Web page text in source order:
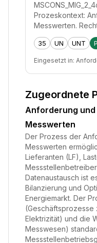
Prozeskontext:
Messwerten.
35 UN UNT
Eingesetzt in:
Zugeordnete
Anforderung
Messwerten
Der Prozess der
Messwerten
Lieferanten (LF),
Datenaustausch ist
Bilanzierung und
Energiemarkt. Der
(Geschäftsprozesse
Elektrizität) und die
Messwesen)